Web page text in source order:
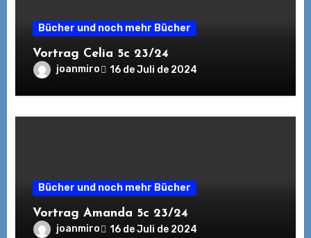
Bücher und noch mehr Bücher
Vortrag Celia 5c 23/24
joanmiro 16 de Juli de 2024
Bücher und noch mehr Bücher
Vortrag Amanda 5c 23/24
joanmiro 16 de Juli de 2024